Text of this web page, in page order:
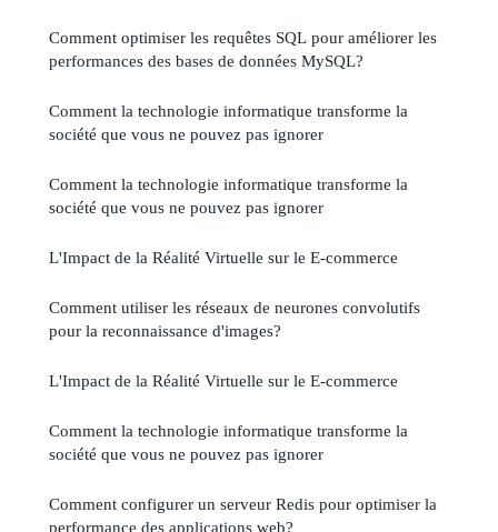
Comment optimiser les requêtes SQL pour améliorer les
performances des bases de données MySQL?
Comment la technologie informatique transforme la
société que vous ne pouvez pas ignorer
Comment la technologie informatique transforme la
société que vous ne pouvez pas ignorer
L'Impact de la Réalité Virtuelle sur le E-commerce
Comment utiliser les réseaux de neurones convolutifs
pour la reconnaissance d'images?
L'Impact de la Réalité Virtuelle sur le E-commerce
Comment la technologie informatique transforme la
société que vous ne pouvez pas ignorer
Comment configurer un serveur Redis pour optimiser la
performance des applications web?